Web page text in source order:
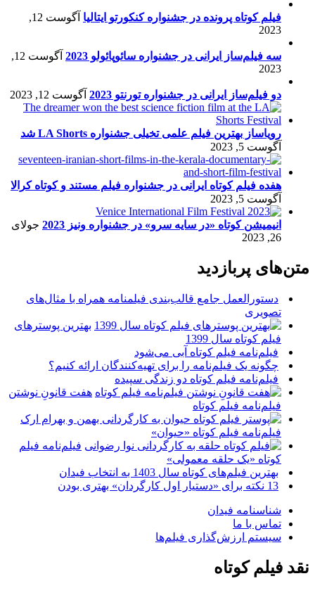
فیلم کوتاه پرونده در جشنواره کنکورتو ایتالیا
آگوست 12,
2023
سه فیلم‌ساز ایرانی در جشنواره سائوپائولو 2023
آگوست 12,
2023
دو فیلم‌ساز ایرانی در جشنواره تورنتو 2023 آگوست 12, 2023
رویاساز بهترین فیلم علمی تخیلی جشنواره LA Shorts شد
آگوست 5, 2023
هفده فیلم کوتاه ایرانی در جشنواره فیلم مستند و کوتاه کرالا
آگوست 5, 2023
انیمیشن کوتاه «در سایه سرو» در جشنواره ونیز 2023
جولای
26, 2023
متن‌های پربازدید
دستورالعمل جامع قالب‌بندی فیلمنامه همراه با مثال‌های
تصویری
بهترین پوسترهای
فیلم کوتاه سال 1399
فیلم‌نامه فیلم کوتاه آبی می‌شود
چگونه یک فیلم‌نامه را برای تهیه‌کنندگان ارائه کنیم؟
فیلم‌نامه فیلم کوتاه دو زندگی سپیده
هفت قانونِ نوشتن
فیلم‌نامه فیلم کوتاه
فیلم‌نامه فیلم کوتاه «حیوان»
فیلم‌نامه فیلم
کوتاه «یک حلقه معمولی»
بهترین فیلم‌های کوتاه سال 1403 به انتخاب فیدان
13 نکته برای «دستیار اول کارگردان» بهتری بودن
شناسنامه فیدان
تماس با ما
سیستم ارزش‌گذاری فیلم‌ها
نقد فیلم کوتاه